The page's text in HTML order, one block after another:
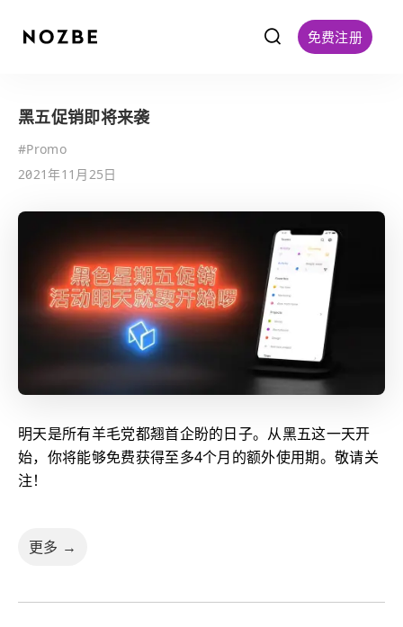
f 免费注册
黑五促销即将来袭
#Promo
2021年11月25日
明天是所有羊毛党都翘首企盼的日子。从黑五这一天开
始，你将能够免费获得至多4个月的额外使用期。敬请关
注！
更多 →